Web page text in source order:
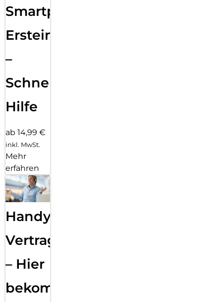
Smartphone
Ersteinrichtung
–
Schnelle
Hilfe
ab 14,99 €
inkl. MwSt.
Mehr
erfahren
Handy
Vertragsabwicklung
– Hier
bekommst